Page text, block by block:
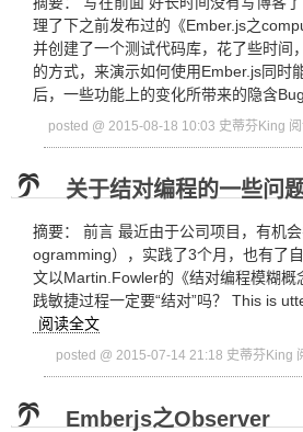
理了下之前发布过的《Ember.js之
并创建了一个测试代码库，花了些时间
的方式，来演示如何使用Ember.js同时
后，一些功能上的变化所带来的隐含
posted @ 2015-08-18 10:03 史蒂芬King
关于结对编程的一些问
摘要： 前言 最近由于公司项目，有机
ogramming），实践了3个月，也有了
文以Martin.Fowler的《结对编程模糊概
践敏捷过程一定要“结对”吗？ This is
阅读全文
posted @ 2015-07-14 21:18 史蒂芬King
Emberjs之Observer